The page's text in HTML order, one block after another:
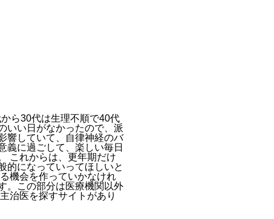
ら30代は生理不順で40代
いい日がなかったので、派
響していて、自律神経のバ
義に過ごして、楽しい毎日
これからは、更年期だけ
的になっていってほしいと
機会を作っていかなけれ
。この部分は医療機関以外
治医を探すサイトがあり